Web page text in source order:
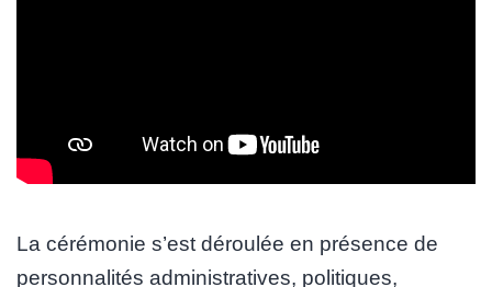
La cérémonie s’est déroulée en présence de
personnalités administratives, politiques,